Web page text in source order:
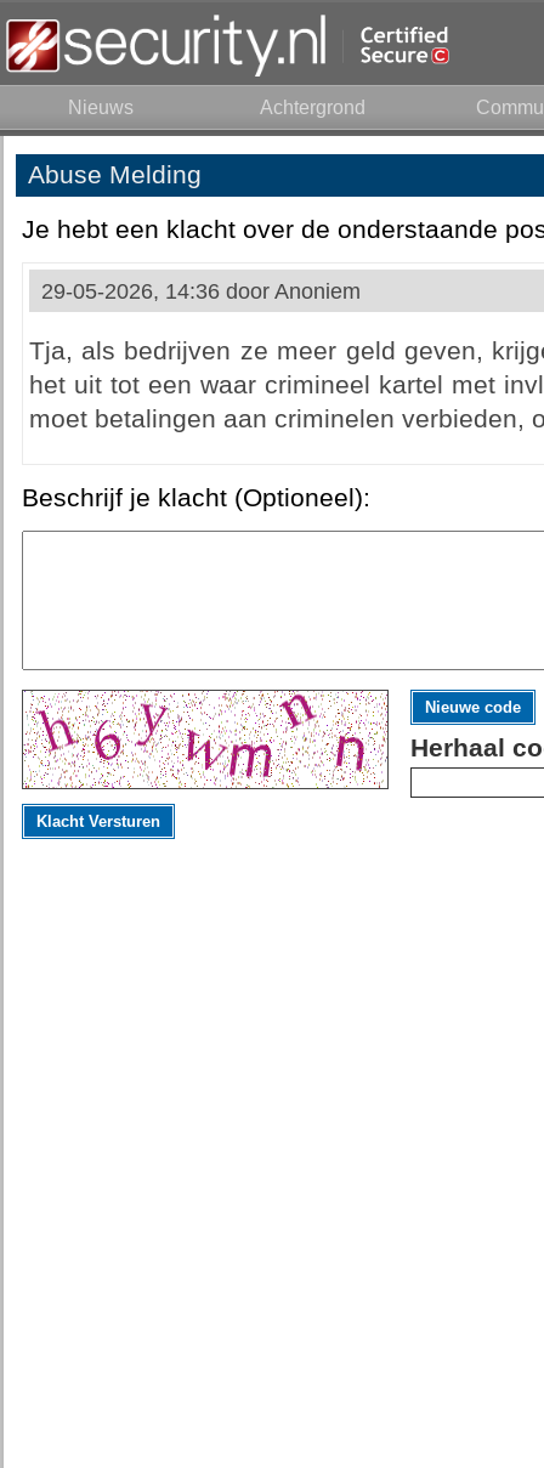
Nieuws Achtergrond
Abuse Melding
Je hebt een klacht over de onderstaande
29-05-2026, 14:36 door Anoniem
Tja, als bedrijven ze meer geld geven,
het uit tot een waar crimineel kartel met
moet betalingen aan criminelen verbieden,
Beschrijf je klacht (Optioneel):
Nieuwe code
Herhaal
Klacht Versturen